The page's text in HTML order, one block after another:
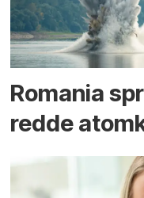
Romania
redde